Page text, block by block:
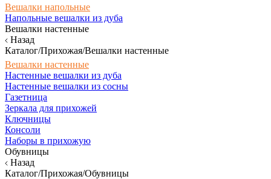
Вешалки напольные
Напольные вешалки из дуба
Вешалки настенные
Назад
Каталог/Прихожая/Вешалки настенные
Вешалки настенные
Настенные вешалки из дуба
Настенные вешалки из сосны
Газетница
Зеркала для прихожей
Ключницы
Консоли
Наборы в прихожую
Обувницы
Назад
Каталог/Прихожая/Обувницы